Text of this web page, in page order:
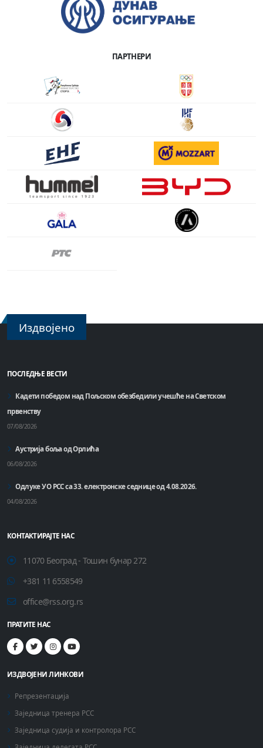
ПАРТНЕРИ
Издвојено
ПОСЛЕДЊЕ ВЕСТИ
Кадети победом над Пољском обезбедили учешће на Светском
првенству
07/08/2026
Аустрија боља од Орлића
06/08/2026
Одлуке УО РСС са 33. електронске седнице од 4.08.2026.
04/08/2026
КОНТАКТИРАЈТЕ НАС
11070 Београд - Тошин бунар 272
+381 11 6558549
office@rss.org.rs
ПРАТИТЕ НАС
ИЗДВОЈЕНИ ЛИНКОВИ
Репрезентација
Заједница тренера РСС
Заједница судија и контролора РСС